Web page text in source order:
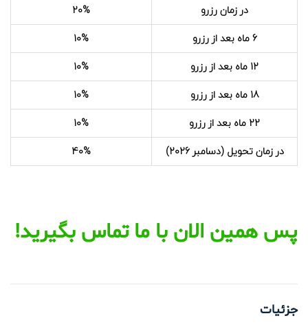
در زمان رزرو
20%
6 ماه بعد از رزرو
10%
12 ماه بعد از رزرو
10%
18 ماه بعد از رزرو
10%
22 ماه بعد از رزرو
10%
در زمان تحویل (دسامبر 2026)
40%
پس همین الان با ما تماس بگیرید!
جزئیات